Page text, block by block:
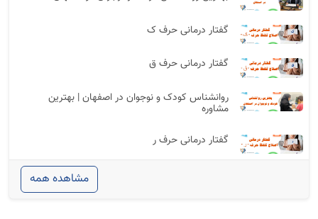
گفتار درمانی حرف ک
گفتار درمانی حرف ق
روانشناس کودک و نوجوان در اصفهان | بهترین
مشاوره
گفتار درمانی حرف ر
مشاهده همه